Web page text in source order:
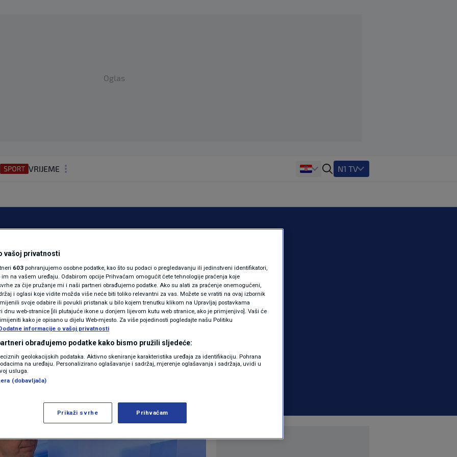
Oglas
VRIJEME
REGIJA
MAGAZIN
KOLUMNE
N1(DIS)INFO
KLIMATSKE PROMJENE
FOTO
VIDEO
N1 TV
od potvrda -
i obavezno
16:21 VIJESTI 0 komentara
Više
vašoj privatnosti
603 pohranjujemo osobne podatke, kao što su podaci o pregledavanju ili jedinstveni identifikatori,
na vašem uređaju. Odabirom opcije Prihvaćam omogućit ćete tehnologije praćenja koje
za čije pružanje mi i naši partneri obrađujemo podatke. Ako su alati za praćenje onemogućeni,
i oglasi koje vidite možda više neće biti toliko relevantni za vas. Možete se vratiti na ovaj izbornik
svoje odabire ili povukli pristanak u bilo kojem trenutku klikom na Upravljaj postavkama
dnu web-stranice [ili plutajuće ikone u donjem lijevom kutu web stranice, ako je primjenjivo]. Vaši će
kako je opisano u dijelu Web-mjesto. Za više pojedinosti pogledajte našu Politiku
informacije o vašoj privatnosti
obrađujemo podatke kako bismo pružili sljedeće:
geolokacijskih podataka. Aktivno skeniranje karakteristika uređaja za identifikaciju. Pohrana
na uređaju. Personalizirano oglašavanje i sadržaj, mjerenje oglašavanja i sadržaja, uvidi u
usluga.
(dobavljača)
Prikaži svrhe Prihvaćam